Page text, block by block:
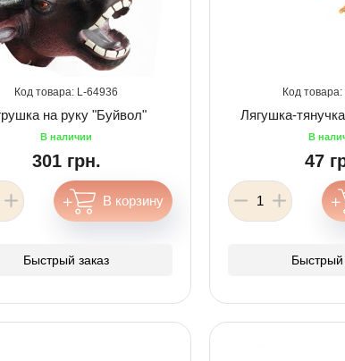
64936
на руку "Буйвол"
301 грн.
Быстрый заказ
Лягушка-
47
Быстрый